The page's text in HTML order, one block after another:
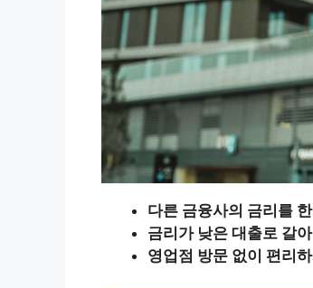
다른 금융사의 금리를
금리가 낮은 대출로 갈
영업점 방문 없이 편리